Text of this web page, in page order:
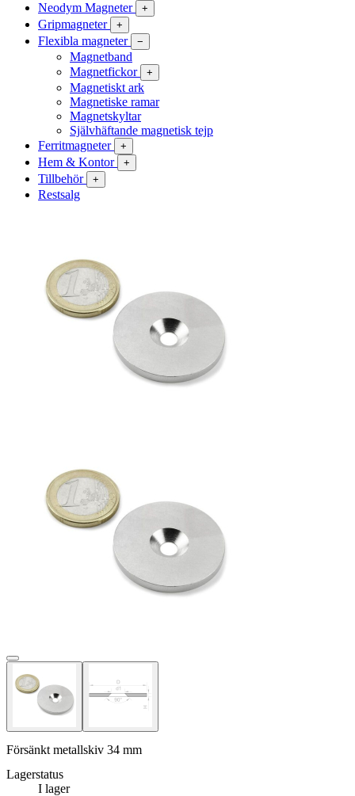
Neodym Magneter +
Gripmagneter +
Flexibla magneter −
Magnetband
Magnetfickor
+
Magnetiskt ark
Magnetiske ramar
Magnetskyltar
Självhäftande magnetisk tejp
Ferritmagneter
+
Hem & Kontor +
Tillbehör +
Restsalg
Försänkt metallskiv 34 mm
Lagerstatus
I lager